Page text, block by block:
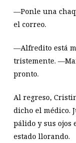
—Ponle una
el correo.
—Alfredito está
tristemente.
pronto.
Al regreso,
dicho el médico.
pálido y sus ojos
estado llorando.